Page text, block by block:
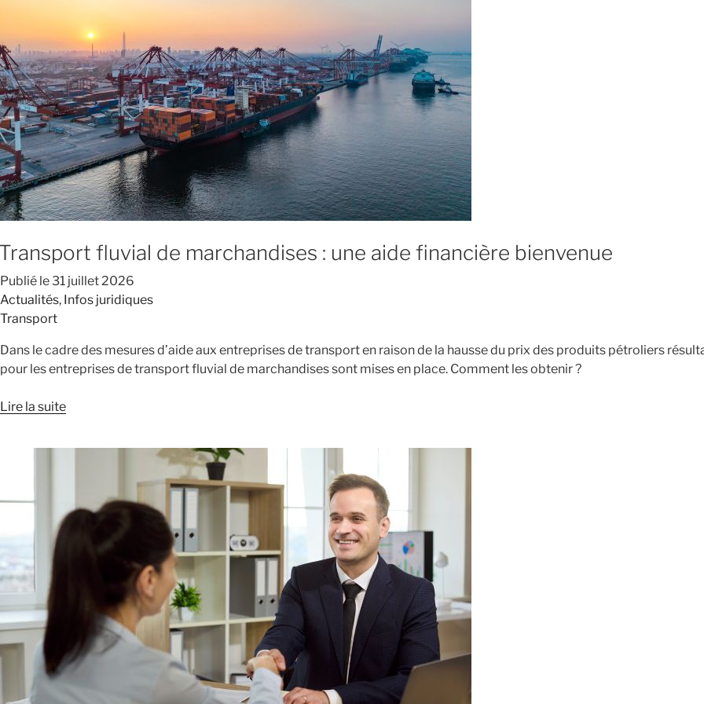
fluvial de marchandises : une aide financière bienvenue
Publié le31 juillet 2026
Actualités, Infos juridiques
Transport
Dans le cadre des mesures d’aide aux entreprises de transport en raison de la hausse du prix des produits pétroliers
pour les entreprises de transport fluvial de marchandises sont mises en place. Comment les obtenir ?
Lire la suite